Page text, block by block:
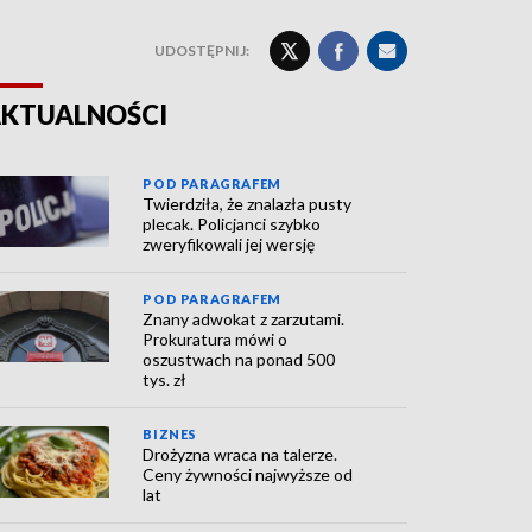
UDOSTĘPNIJ:
POD PARAGRAFEM
Twierdziła, że znalazła pusty
plecak. Policjanci szybko
zweryfikowali jej wersję
POD PARAGRAFEM
Znany adwokat z zarzutami.
Prokuratura mówi o
oszustwach na ponad 500
tys. zł
BIZNES
Drożyzna wraca na talerze.
Ceny żywności najwyższe od
lat